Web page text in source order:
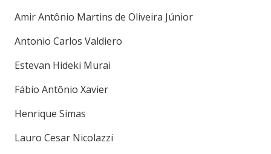
Amir Antônio Martins de Oliveira Júnior
Antonio Carlos Valdiero
Estevan Hideki Murai
Fábio Antônio Xavier
Henrique Simas
Lauro Cesar Nicolazzi